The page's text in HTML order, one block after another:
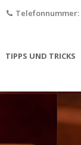
Telefonnummer:
TIPPS UND TRICKS